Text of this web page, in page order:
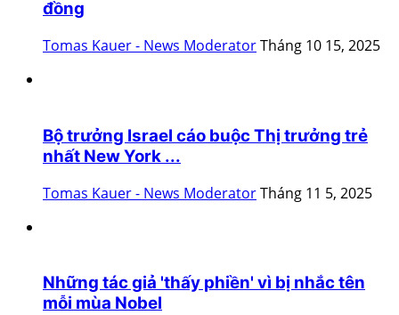
đồng
Tomas Kauer - News ModeratorTháng 10 15, 2025
Bộ trưởng Israel cáo buộc Thị trưởng trẻ
nhất New York ...
Tomas Kauer - News ModeratorTháng 11 5, 2025
Những tác giả 'thấy phiền' vì bị nhắc tên
mỗi mùa Nobel